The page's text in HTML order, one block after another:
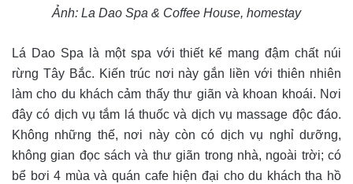
Ảnh: La Dao Spa & Coffee House, homestay
Lá Dao Spa là một spa với thiết kế mang đậm chất núi
rừng Tây Bắc. Kiến trúc nơi này gắn liền với thiên nhiên
làm cho du khách cảm thấy thư giãn và khoan khoái. Nơi
đây có dịch vụ tắm lá thuốc và dịch vụ massage độc đáo.
Không những thế, nơi này còn có dịch vụ nghỉ dưỡng,
không gian đọc sách và thư giãn trong nhà, ngoài trời; có
bể bơi 4 mùa và quán cafe hiện đại cho du khách tha hồ